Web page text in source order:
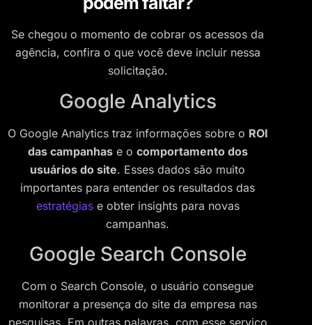
Se chegou o momento de cobrar os acessos da
agência, confira o que você deve incluir nessa
solicitação.
Google Analytics
O Google Analytics traz informações sobre o ROI
das campanhase o comportamento dos
usuários do site. Esses dados são muito
importantes para entender os resultados das
estratégiase obter insights para novas
campanhas.
Google Search Console
Com o Search Console, o usuário consegue
monitorar a presença do site da empresa nas